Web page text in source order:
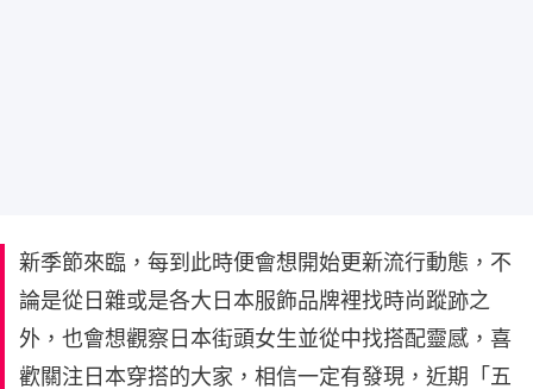
新季節來臨，每到此時便會想開始更新流行動態，不
論是從日雜或是各大日本服飾品牌裡找時尚蹤跡之
外，也會想觀察日本街頭女生並從中找搭配靈感，喜
歡關注日本穿搭的大家，相信一定有發現，近期「五